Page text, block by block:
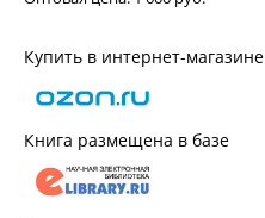
Купить в интернет-магазине
Книга размещена в базе